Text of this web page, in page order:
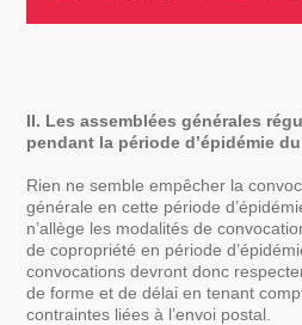
II. Les assemblées générales
pendant la période d’épidémie
Rien ne semble empêcher la
générale en cette période
n’allège les modalités de
de copropriété en période
convocations devront donc
de forme et de délai en tenant
contraintes liées à l’envoi postal.